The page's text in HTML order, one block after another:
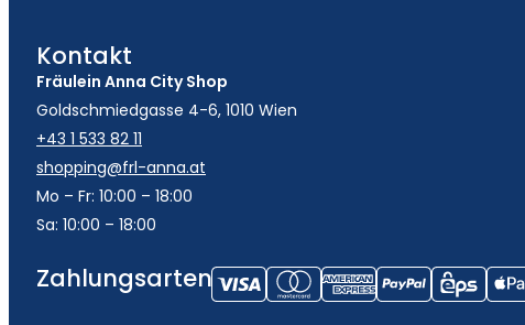
Kontakt
Fräulein Anna City Shop
Goldschmiedgasse 4-6, 1010 Wien
+43 1 533 82 11
shopping@frl-anna.at
Mo – Fr: 10:00 – 18:00
Sa: 10:00 – 18:00
Zahlungsarten